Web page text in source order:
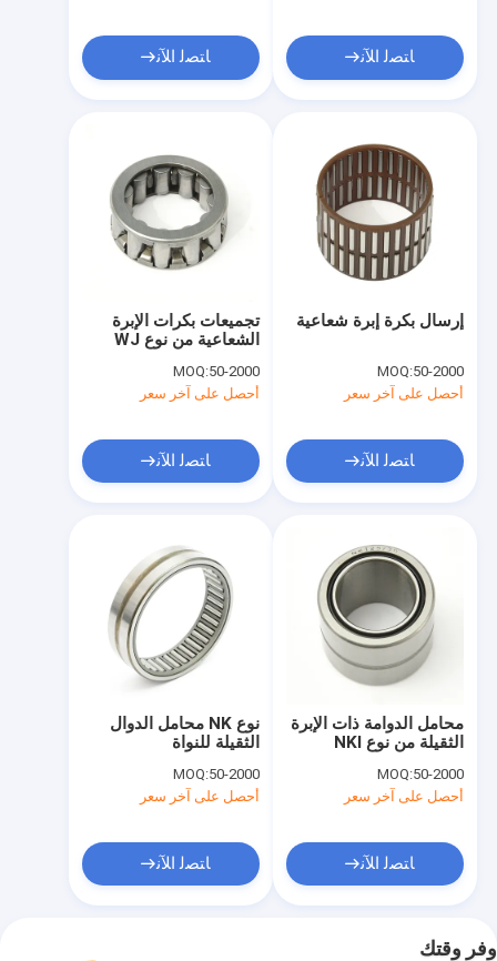
ﺎﺘﺼﻟ ﺍﻶﻧ ﺎﺘﺼﻟ ﺍﻶﻧ
تجميعات بكرات الإبرة
الشعاعية من نوع WJ
MOQ:50-2000
أحصل على آخر سعر
ﺎﺘﺼﻟ ﺍﻶﻧ
إرسال بكرة إبرة شعاعية
MOQ:50-2000
أحصل على آخر سعر
ﺎﺘﺼﻟ ﺍﻶﻧ
نوع NK محامل الدوال
الثقيلة للنواة
MOQ:50-2000
أحصل على آخر سعر
ﺎﺘﺼﻟ ﺍﻶﻧ
محامل الدوامة ذات الإبرة
الثقيلة من نوع NKI
MOQ:50-2000
أحصل على آخر سعر
ﺎﺘﺼﻟ ﺍﻶﻧ
وفر وقتك